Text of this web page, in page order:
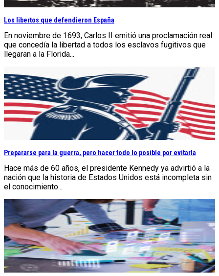
Los libertos que defendieron España
En noviembre de 1693, Carlos II emitió una proclamación real
que concedía la libertad a todos los esclavos fugitivos que
llegaran a la Florida...
Prepararse para la guerra, pero hacer todo lo posible por evitarla
Hace más de 60 años, el presidente Kennedy ya advirtió a la
nación que la historia de Estados Unidos está incompleta sin
el conocimiento...